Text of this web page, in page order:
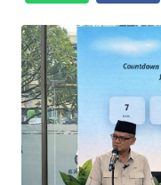
EKUIN
SAINS-TEKNO
KESEHATAN
INTERNASIONAL